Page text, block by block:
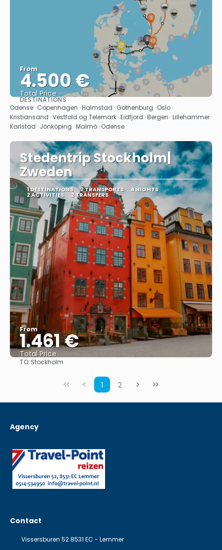
From
4.500 €
Total Price
See
DESTINATIONS
Odense · Copenhagen · Halmstad · Gothenburg · Oslo ·
Kristiansand · Vestfold og Telemark · Eidfjord · Bergen · Lillehammer ·
Karlstad · Jönköping · Malmö · Odense
Stedentrip Stockholm|
Zweden
1 DESTINATIONS 2 TRANSPORTS 4 NIGHTS
2 ACTIVITIES 2 TRANSFERS
From
1.461 €
Total Price
TO:Stockholm
1 2
Agency
Contact
Vissersburen 52 8531 EC - Lemmer